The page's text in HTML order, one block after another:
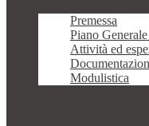
Premessa
Piano
Attività ed
Modulistica